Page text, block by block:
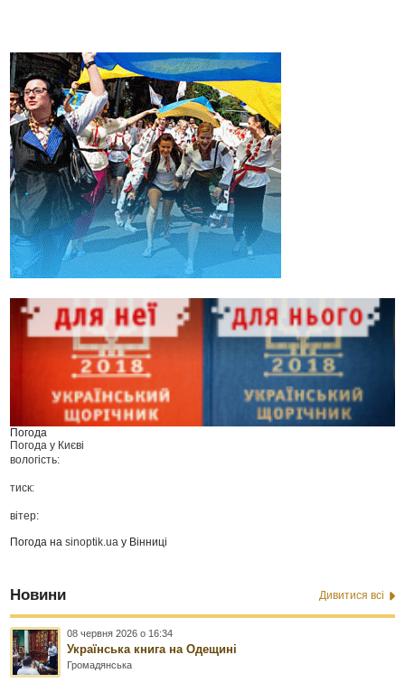
Погода
Погода у Києві
вологість:
тиск:
вітер:
Погода наsinoptik.ua у Вінниці
Новини Дивитися всі
08 червня 2026 о 16:34
Українська книга на Одещині
Громадянська